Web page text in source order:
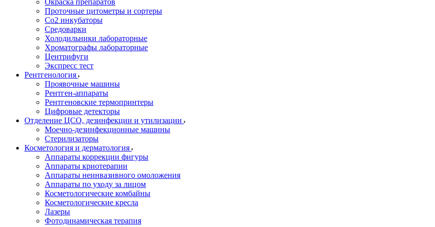
Окраска препаратов
Проточные цитометры и сортеры
Со2 инкубаторы
Средоварки
Холодильники лабораторные
Хроматографы лабораторные
Центрифуги
Экспресс тест
Рентгенология
Проявочные машины
Рентген-аппараты
Рентгеновские термопринтеры
Цифровые детекторы
Отделение ЦСО, дезинфекции и утилизации
Моечно-дезинфекционные машины
Стерилизаторы
Косметология и дерматология
Аппараты коррекции фигуры
Аппараты криотерапии
Аппараты неинвазивного омоложения
Аппараты по уходу за лицом
Косметологические комбайны
Косметологические кресла
Лазеры
Фотодинамическая терапия